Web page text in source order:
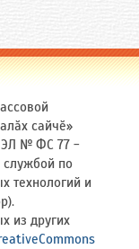
сайчӗ»
ЭЛ № ФС 77 -
службой по
технологий и
из других